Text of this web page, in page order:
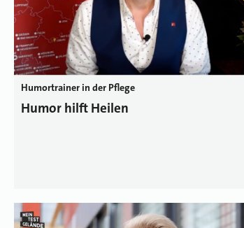
Humortrainer in der Pflege
Humor hilft Heilen